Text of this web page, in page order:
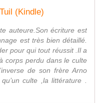
(Kindle)
auteure.Son écriture est
est très bien détaillé.
pour qui tout réussit .Il a
corps perdu dans le culte
de son frère Arno
culte ,la littérature .